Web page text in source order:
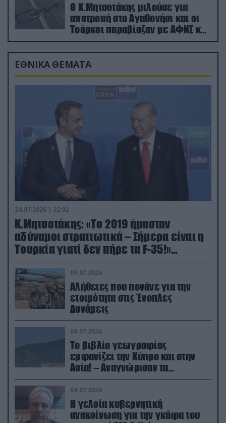
Ο Κ.Μητσοτάκης μιλούσε για
αποτροπή στο Αγαθονήσι και οι
Τούρκοι παραβίαζαν με ΑΦΝΣ και
drone
ΕΘΝΙΚΑ ΘΕΜΑΤΑ
24.07.2026 | 22:02
Κ.Μητσοτάκης: «Το 2019 ήμασταν
αδύναμοι στρατιωτικά – Σήμερα είναι η
Τουρκία γιατί δεν πήρε τα F-35!»
(βίντεο)
09.07.2026
Αλήθειες που πονάνε για την
ετοιμότητα στις Ένοπλες
Δυνάμεις
08.07.2026
Το βιβλίο γεωγραφίας
εμφανίζει την Κύπρο και στην
Ασία! – Αναγνώρισαν τα
κατεχόμενα; (φωτο)
04.07.2026
Η γελοία κυβερνητική
ανακοίνωση για την γκάφα του